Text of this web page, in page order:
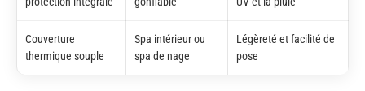
Couverture
thermique souple
Spa intérieur ou
spa de nage
Légèreté et facilité de
pose